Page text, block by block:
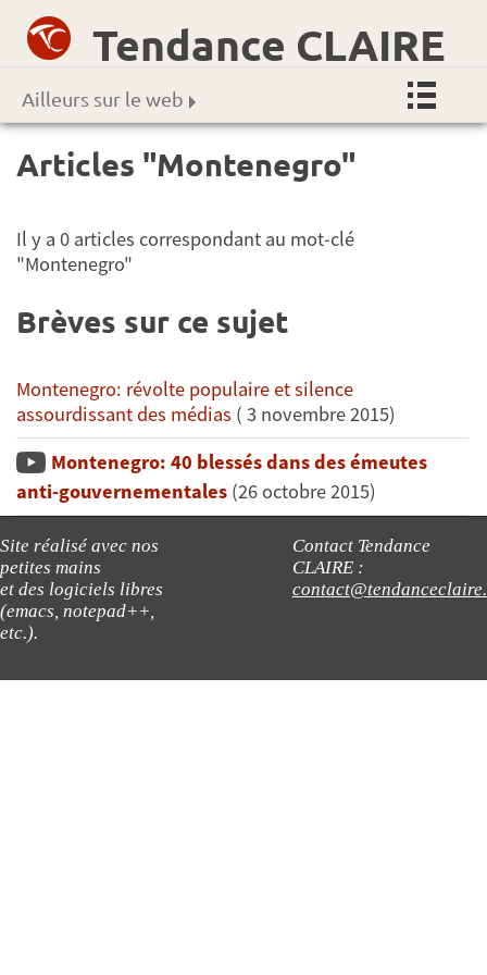
Tendance CLAIRE
Ailleurs sur le web
Articles "Montenegro"
Il y a 0 articles correspondant au mot-clé
"Montenegro"
Brèves sur ce sujet
Montenegro: révolte populaire et silence
assourdissant des médias ( 3 novembre 2015)
Montenegro: 40 blessés dans des émeutes
anti-gouvernementales (26 octobre 2015)
Site réalisé avec nos
petites mains
et des logiciels libres
(emacs, notepad++,
etc.).
Contact Tendance
CLAIRE :